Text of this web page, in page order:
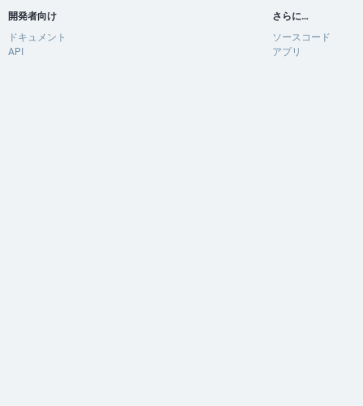
開発者向け
ドキュメント
API
さらに…
ソースコード
アプリ